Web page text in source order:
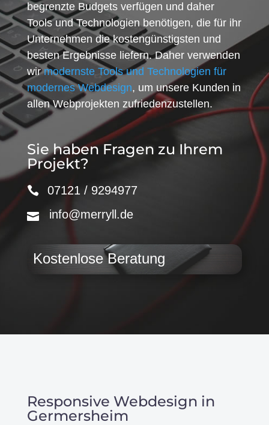
begrenzte Budgets verfügen und daher
Tools und Technologien benötigen, die für ihr
Unternehmen die kostengünstigsten und
besten Ergebnisse liefern. Daher verwenden
wirmodernste Tools und Technologien für
modernes Webdesign, um unsere Kunden in
allen Webprojekten zufriedenzustellen.
Sie haben Fragen zu Ihrem
Projekt?
07121 / 9294977
info@merryll.de
Kostenlose Beratung
Responsive Webdesign in
Germersheim